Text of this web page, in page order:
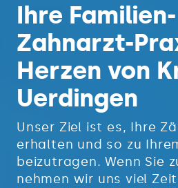
Ihre Familien-
Zahnarzt-
Herzen von
Uerdingen
Unser Ziel ist es, Ihre
erhalten und so zu
beizutragen. Wenn Sie
nehmen wir uns viel